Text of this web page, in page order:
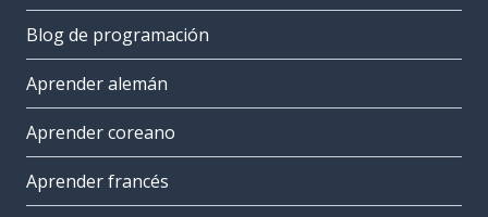
Blog de programación
Aprender alemán
Aprender coreano
Aprender francés